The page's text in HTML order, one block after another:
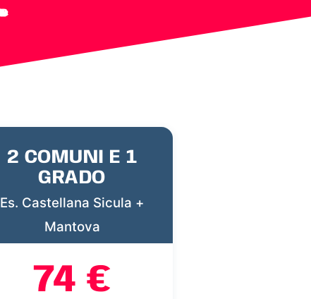
2 COMUNI E 1
GRADO
Es. Castellana Sicula +
Mantova
74 €